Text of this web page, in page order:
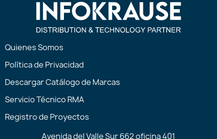
Quienes Somos
Política de Privacidad
Descargar Catálogo de Marcas
Servicio Técnico RMA
Registro de Proyectos
Avenida del Valle Sur 662 oficina 401